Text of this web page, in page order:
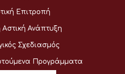
Επιτροπή
Αστική Ανάπτυξη
Σχεδιασμός
Προγράμματα